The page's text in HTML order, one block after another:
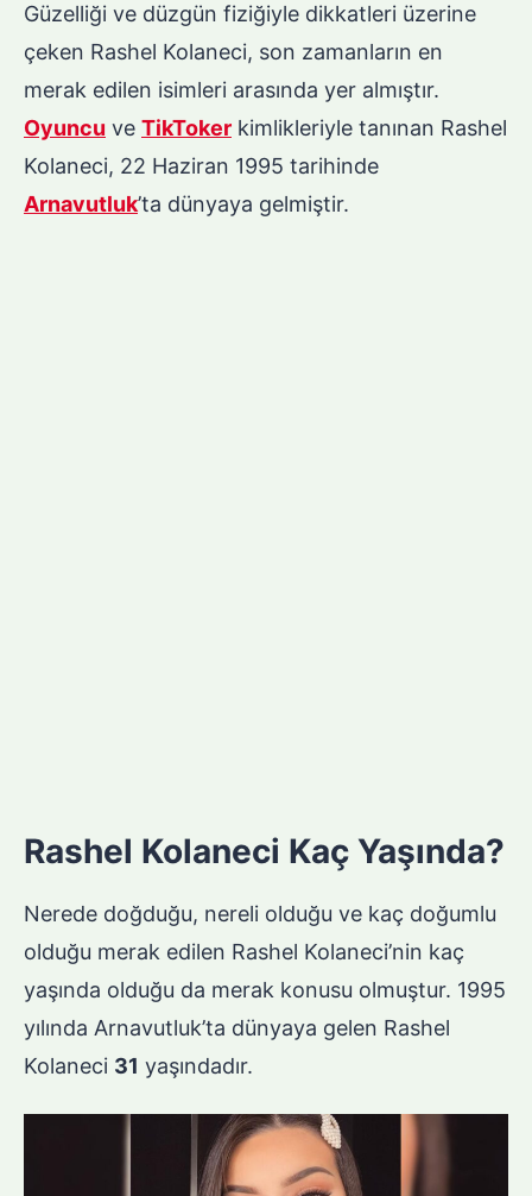
Güzelliği ve düzgün fiziğiyle dikkatleri üzerine
çeken Rashel Kolaneci, son zamanların en
merak edilen isimleri arasında yer almıştır.
Oyuncu ve TikToker kimlikleriyle tanınan Rashel
Kolaneci, 22 Haziran 1995 tarihinde
Arnavutluk’ta dünyaya gelmiştir.
Rashel Kolaneci Kaç Yaşında?
Nerede doğduğu, nereli olduğu ve kaç doğumlu
olduğu merak edilen Rashel Kolaneci’nin kaç
yaşında olduğu da merak konusu olmuştur. 1995
yılında Arnavutluk’ta dünyaya gelen Rashel
Kolaneci 31 yaşındadır.